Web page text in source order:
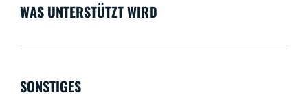
WAS UNTERSTÜTZT WIRD
SONSTIGES